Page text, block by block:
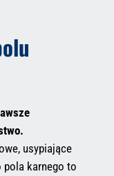
usypiające
pola karnego to